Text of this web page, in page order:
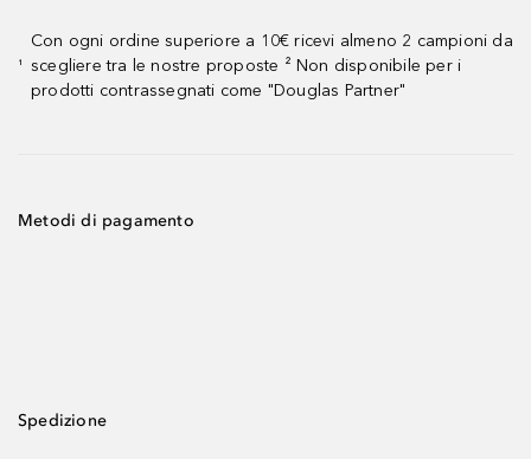
¹
Con ogni ordine superiore a 10€ ricevi almeno 2 campioni da
scegliere tra le nostre proposte ² Non disponibile per i
prodotti contrassegnati come "Douglas Partner"
Metodi di pagamento
Spedizione